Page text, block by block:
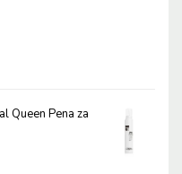
Queen Pena za